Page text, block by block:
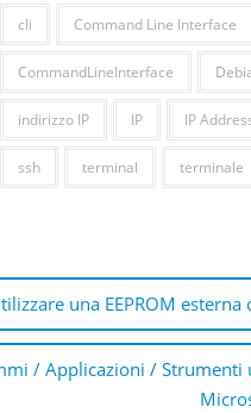
cli Command Line Interface
CommandLineInterface
indirizzo IP IP IP
ssh terminal terminale
una EEPROM
/ Applicazioni / Strumenti